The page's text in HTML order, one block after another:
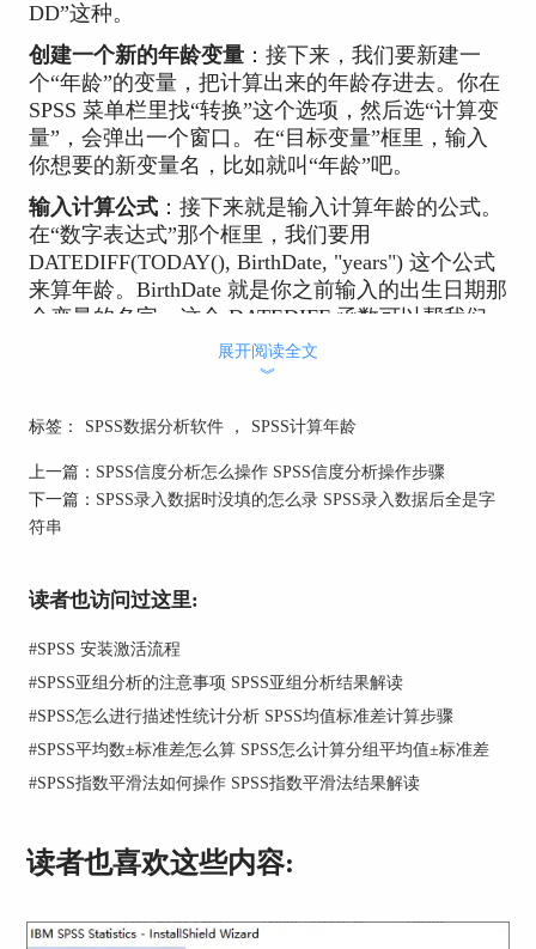
DD”这种。
创建一个新的年龄变量：接下来，我们要新建一
个“年龄”的变量，把计算出来的年龄存进去。你在
SPSS 菜单栏里找“转换”这个选项，然后选“计算变
量”，会弹出一个窗口。在“目标变量”框里，输入
你想要的新变量名，比如就叫“年龄”吧。
输入计算公式：接下来就是输入计算年龄的公式。
在“数字表达式”那个框里，我们要用
DATEDIFF(TODAY(), BirthDate, "years") 这个公式
来算年龄。BirthDate 就是你之前输入的出生日期那
个变量的名字。这个 DATEDIFF 函数可以帮我们
算两个日期之间相差多少年，这样就能算出年龄。
SPSS 会帮你自动计算每个人的年龄，然后把结果
放到你新建的“年龄”变量里。这样，你的表格里就
多了一列“年龄”，这些数值都是自动算出来的
二、SPSS 计算年龄的平均值加减标准差
展开阅读全文
︾
标签： SPSS数据分析软件 ， SPSS计算年龄
上一篇： SPSS信度分析怎么操作 SPSS信度分析操作步骤
下一篇： SPSS录入数据时没填的怎么录 SPSS录入数据后全是字
符串
读者也访问过这里:
#SPSS 安装激活流程
#SPSS亚组分析的注意事项 SPSS亚组分析结果解读
#SPSS怎么进行描述性统计分析 SPSS均值标准差计算步骤
#SPSS平均数±标准差怎么算 SPSS怎么计算分组平均值±标准差
#SPSS指数平滑法如何操作 SPSS指数平滑法结果解读
读者也喜欢这些内容: